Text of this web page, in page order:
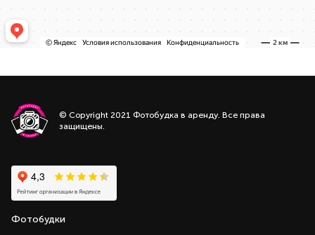
© Copyright 2021 Фотобудка в аренду. Все права
защищены.
Фотобудки